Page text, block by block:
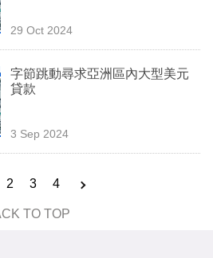
29 Oct 2024
字節跳動尋求亞洲區內大型美元
貸款
3 Sep 2024
2 3 4
TO TOP